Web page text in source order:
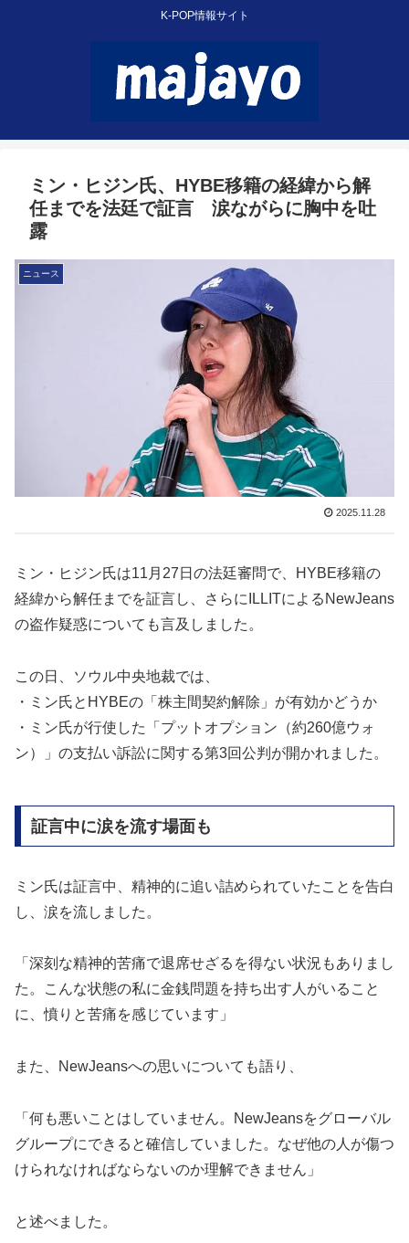
K-POP情報サイト
ミン・ヒジン氏、HYBE移籍の経緯から解
任までを法廷で証言 涙ながらに胸中を吐
露
ニュース
2025.11.28
ミン・ヒジン氏は11月27日の法廷審問で、HYBE移籍の
経緯から解任までを証言し、さらにILLITによるNewJeans
の盗作疑惑についても言及しました。
この日、ソウル中央地裁では、
・ミン氏とHYBEの「株主間契約解除」が有効かどうか
・ミン氏が行使した「プットオプション（約260億ウォ
ン）」の支払い訴訟に関する第3回公判が開かれました。
証言中に涙を流す場面も
ミン氏は証言中、精神的に追い詰められていたことを告白
し、涙を流しました。
「深刻な精神的苦痛で退席せざるを得ない状況もありまし
た。こんな状態の私に金銭問題を持ち出す人がいること
に、憤りと苦痛を感じています」
また、NewJeansへの思いについても語り、
「何も悪いことはしていません。NewJeansをグローバル
グループにできると確信していました。なぜ他の人が傷つ
けられなければならないのか理解できません」
と述べました。